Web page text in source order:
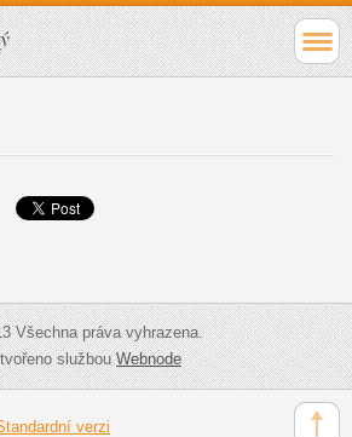
Všechna práva vyhrazena.
službouWebnode
verzi